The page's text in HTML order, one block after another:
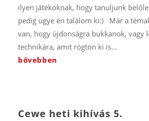
ilyen játékoknak, hogy tanuljunk
pedig ugye én találom ki:) Már a
van, hogy újdonságra bukkanok, vagy
technikára, amit rögtön ki is...
bővebben
Cewe heti kihívás 5.